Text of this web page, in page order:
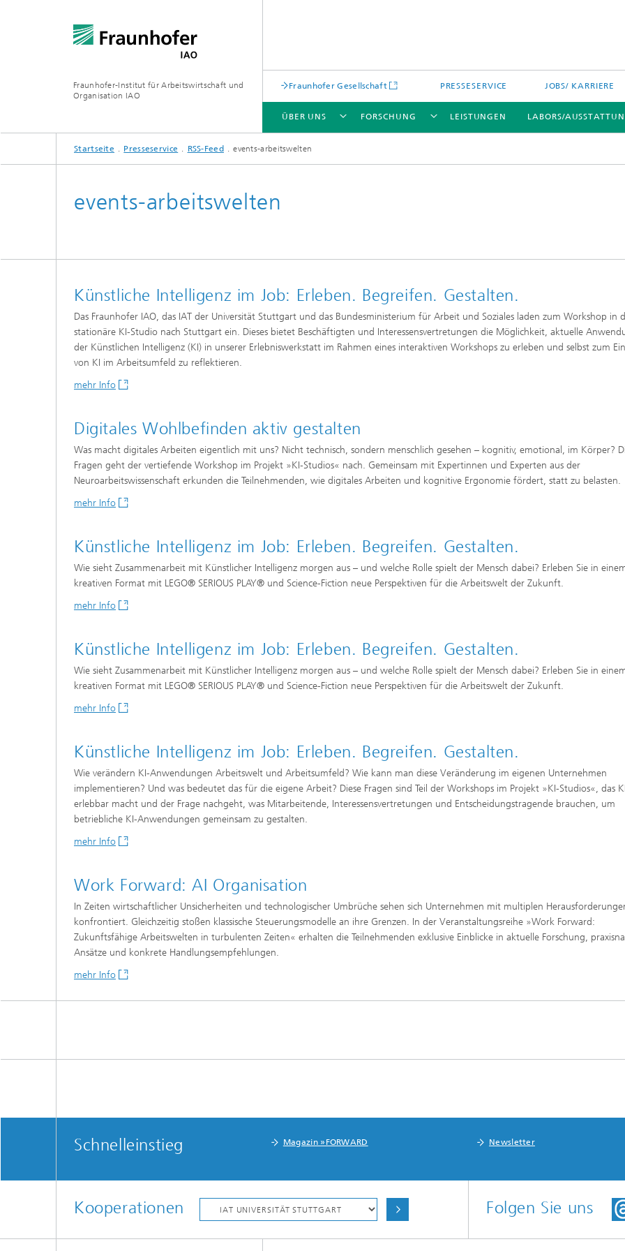
Fraunhofer-Institut für Arbeitswirtschaft und
Organisation IAO
Fraunhofer Gesellschaft PRESSESERVICE JOBS/ KARRIERE
ÜBER UNS
ÜBER UNS
FORSCHUNG
FORSCHUNG
LEISTUNGEN LABORS/
VERANSTALTUNGEN
Startseite Presseservice RSS-Feed events-arbeitswelten
events-arbeitswelten
Künstliche Intelligenz im Job: Erleben. Begreifen. Gestalten.
​​​Das Fraunhofer IAO, das IAT der Universität Stuttgart und das Bundesministerium für Arbeit und Soziales laden zum Workshop in
stationäre KI-Studio nach Stuttgart ein. Dieses bietet Beschäftigten und Interessensvertretungen die Möglichkeit, aktuelle
der Künstlichen Intelligenz (KI) in unserer Erlebniswerkstatt im Rahmen eines interaktiven Workshops zu erleben und selbst zum
von KI im Arbeitsumfeld zu reflektieren.
mehr Info
​Digitales Wohlbefinden aktiv gestalten​​
​​​Was macht digitales Arbeiten eigentlich mit uns? Nicht technisch, sondern menschlich gesehen – kognitiv, emotional, im Körper?
Fragen geht der vertiefende Workshop im Projekt »KI‑Studios« nach. Gemeinsam mit Expertinnen und Experten aus der
Neuroarbeitswissenschaft erkunden die Teilnehmenden, wie digitales Arbeiten und kognitive Ergonomie fördert, statt zu belasten.​​
mehr Info
Künstliche Intelligenz im Job: Erleben. Begreifen. Gestalten.
Wie sieht Zusammenarbeit mit Künstlicher Intelligenz morgen aus – und welche Rolle spielt der Mensch dabei? Erleben Sie in
kreativen Format mit LEGO® SERIOUS PLAY® und Science-Fiction neue Perspektiven für die Arbeitswelt der Zukunft.
mehr Info
Künstliche Intelligenz im Job: Erleben. Begreifen. Gestalten.
Wie sieht Zusammenarbeit mit Künstlicher Intelligenz morgen aus – und welche Rolle spielt der Mensch dabei? Erleben Sie in
kreativen Format mit LEGO® SERIOUS PLAY® und Science-Fiction neue Perspektiven für die Arbeitswelt der Zukunft.
mehr Info
Künstliche Intelligenz im Job: Erleben. Begreifen. Gestalten.
​​​Wie verändern KI-Anwendungen Arbeitswelt und Arbeitsumfeld? Wie kann man diese Veränderung im eigenen Unternehmen
implementieren? Und was bedeutet das für die eigene Arbeit? Diese Fragen sind Teil der Workshops im Projekt »KI-Studios«, das KI
erlebbar macht und der Frage nachgeht, was Mitarbeitende, Interessensvertretungen und Entscheidungstragende brauchen, um
betriebliche KI-Anwendungen gemeinsam zu gestalten.​​
mehr Info
Work Forward: AI Organisation
In Zeiten wirtschaftlicher Unsicherheiten und technologischer Umbrüche sehen sich Unternehmen mit multiplen
konfrontiert. Gleichzeitig stoßen klassische Steuerungsmodelle an ihre Grenzen. In der Veranstaltungsreihe »Work Forward:
Zukunftsfähige Arbeitswelten in turbulenten Zeiten« erhalten die Teilnehmenden exklusive Einblicke in aktuelle Forschung,
Ansätze und konkrete Handlungsempfehlungen.
mehr Info
Schnelleinstieg Magazin »FORWARD Newsletter
Kooperationen Folgen Sie uns